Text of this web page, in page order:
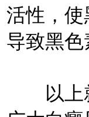
活性，
导致黑色
以上